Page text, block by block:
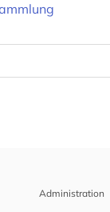
Administration